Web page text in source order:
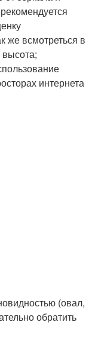
же всмотреться в
интернета
(овал,
обратить